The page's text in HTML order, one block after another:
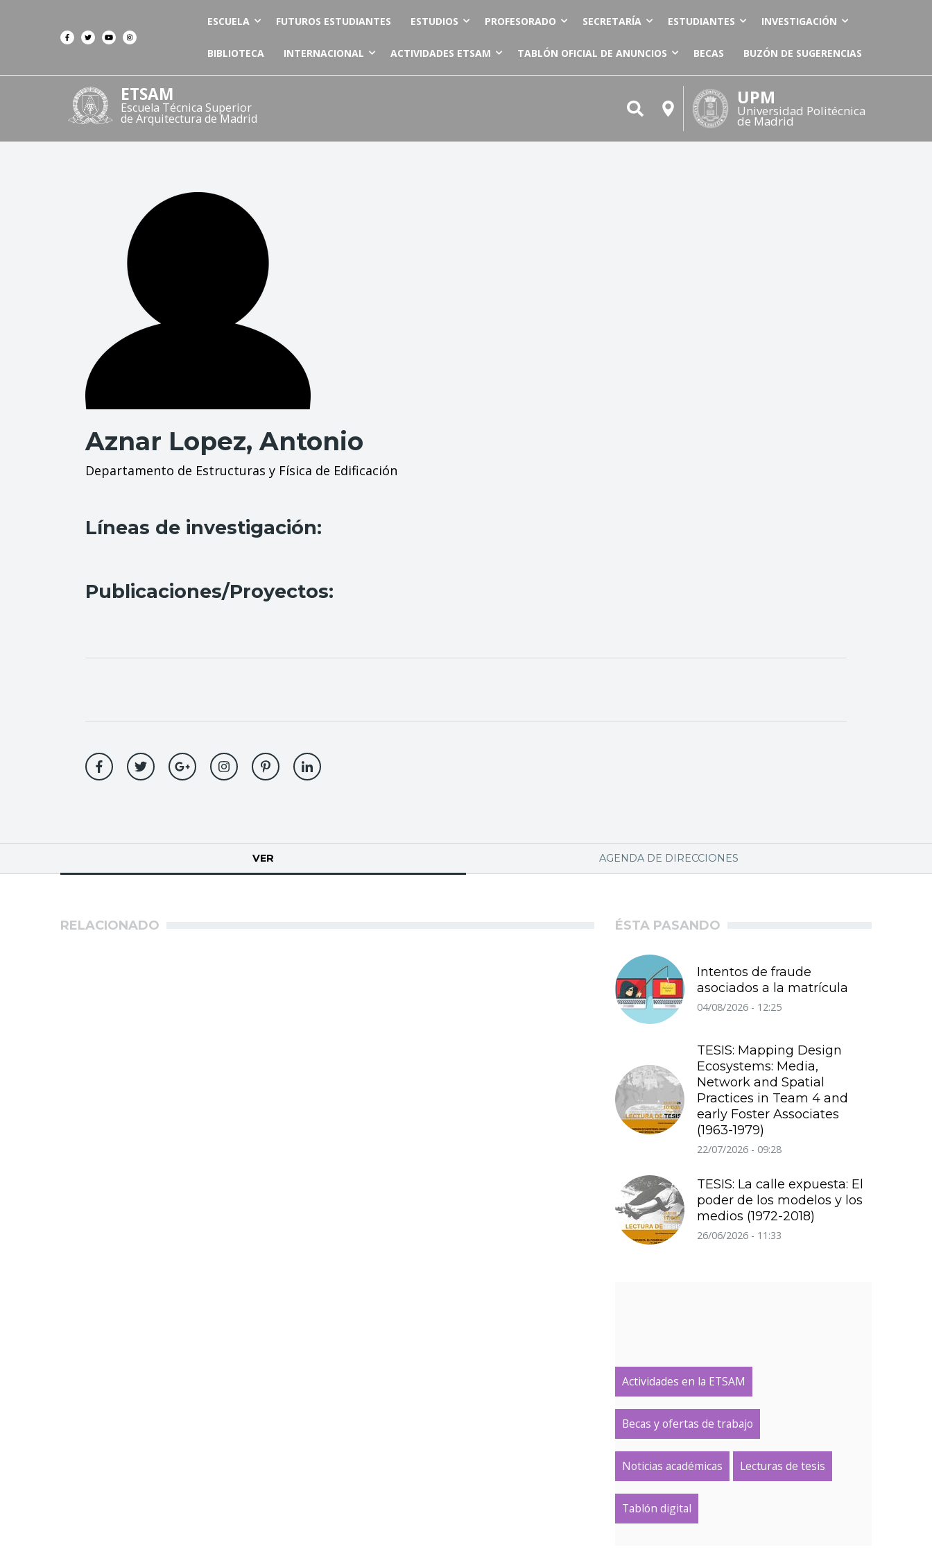
ESCUELA FUTUROS ESTUDIANTES ESTUDIOS PROFESORADO SECRETARÍA ESTUDIANTES INVESTIGACIÓN
BIBLIOTECA INTERNACIONAL ACTIVIDADES ETSAM TABLÓN OFICIAL DE ANUNCIOS BECAS BUZÓN DE SUGERENCIAS
ETSAM
Escuela Técnica Superior
de Arquitectura de Madrid
UPM
Universidad Politécnica
de Madrid
Aznar Lopez, Antonio
Departamento de Estructuras y Física de Edificación
Líneas de investigación:
Publicaciones/Proyectos:
principales
VER AGENDA DE DIRECCIONES
RELACIONADO ÉSTA PASANDO
Intentos de fraude
asociados a la matrícula
04/08/2026 - 12:25
TESIS: Mapping Design
Ecosystems: Media,
Network and Spatial
Practices in Team 4 and
early Foster Associates
(1963-1979)
22/07/2026 - 09:28
TESIS: La calle expuesta: El
poder de los modelos y los
medios (1972-2018)
26/06/2026 - 11:33
Actividades en la ETSAM
Becas y ofertas de trabajo
Noticias académicas Lecturas de tesis
Tablón digital